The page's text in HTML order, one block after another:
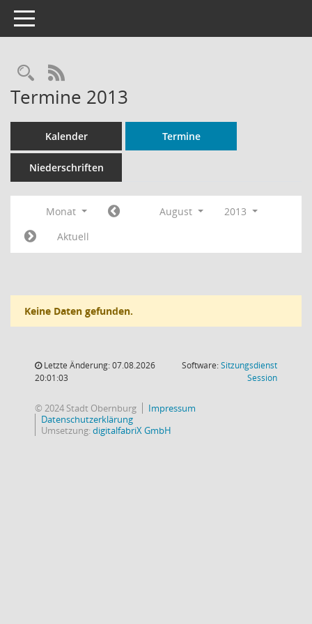
Toggle navigation
Rechercheauswahl
RSS-Feed
Termine 2013
Kalender Termine
Niederschriften
Monat August
2013
Aktuell
Keine Daten gefunden.
Letzte Änderung: 07.08.2026
20:01:03
Software:Sitzungsdienst
Session(Wird in
© 2024 Stadt Obernburg
Impressum
Datenschutzerklärung
Umsetzung:digitalfabriX GmbH